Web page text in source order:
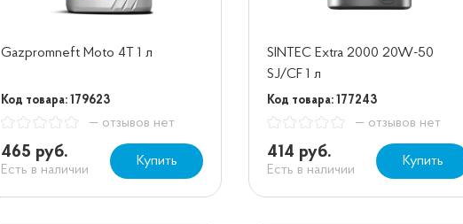
Gazpromneft Moto 4T 1 л
Код товара: 179623
— отзывов нет
465 руб.
Есть в наличии
Купить
SINTEC Extra 2000 20W-50
SJ/CF 1 л
Код товара: 177243
— отзывов нет
414 руб.
Есть в наличии
Купить